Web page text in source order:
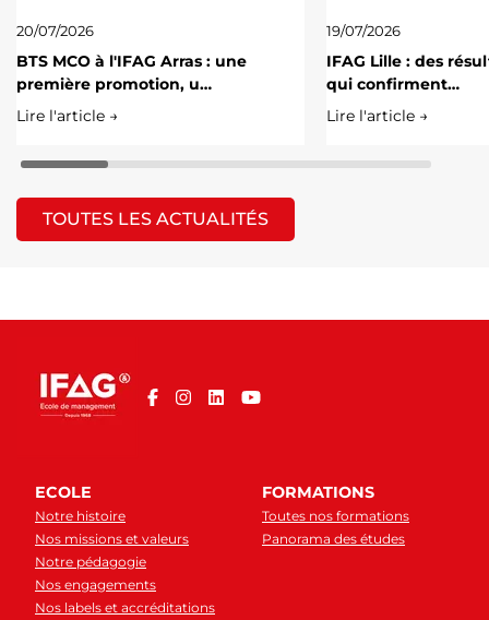
20/07/2026
BTS MCO à l'IFAG Arras : une
première promotion, u…
Lire l'article →
19/07/2026
IFAG Lille : des
qui confirment…
Lire l'article →
TOUTES LES ACTUALITÉS
ECOLE
Notre histoire
Nos missions et valeurs
Notre pédagogie
Nos engagements
Nos labels et accréditations
FORMATIONS
Toutes nos formations
Panorama des études